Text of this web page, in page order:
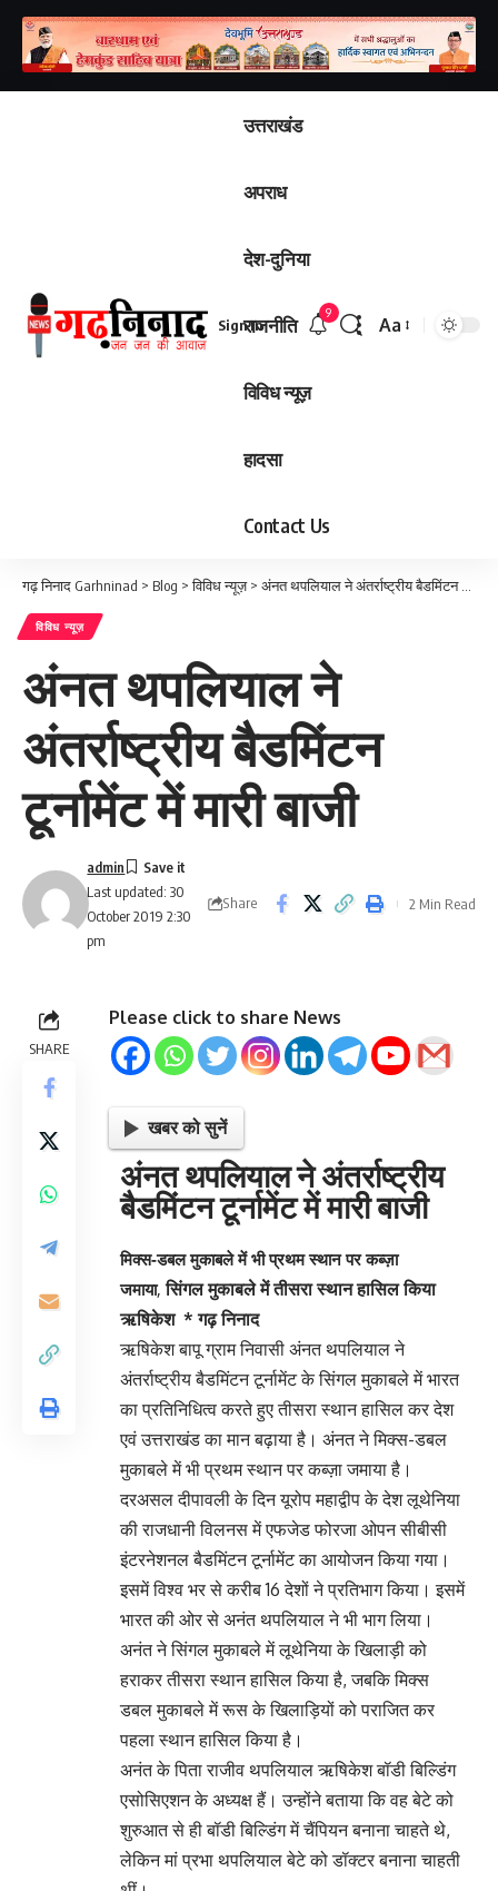
उत्तराखंड
अपराध
देश-दुनिया
राजनीति
विविध न्यूज़
हादसा
Contact Us
Sign In
9
Aa
गढ़ निनाद Garhninad > Blog >विविध न्यूज़> अंनत थपलियाल ने अंतर्राष्ट्रीय बैडमिंटन टूर्नामेंट में मारी बाजी
विविध न्यूज़
अंनत थपलियाल ने
अंतर्राष्ट्रीय बैडमिंटन
टूर्नामेंट में मारी बाजी
Last updated: 30
October 2019 2:30
pm
admin
Share 2 Min Read
SHARE
Please click to share News
खबर को सुनें
अंनत थपलियाल ने अंतर्राष्ट्रीय
बैडमिंटन टूर्नामेंट में मारी बाजी
मिक्स-डबल मुकाबले में भी प्रथम स्थान पर कब्ज़ा
जमाया,सिंगल मुकाबले में तीसरा स्थान हासिल किया
ऋषिकेश * गढ़ निनाद
ऋषिकेशबापूग्राम निवासी अंनत थपलियाल ने
अंतर्राष्ट्रीय बैडमिंटन टूर्नामेंट के सिंगल मुकाबले में भारत
का प्रतिनिधित्व करते हुए तीसरा स्थान हासिल कर देश
एवं उत्तराखंड का मान बढ़ाया है। अंनत ने मिक्स-डबल
मुकाबले में भी प्रथम स्थान पर कब्ज़ा जमाया है।
दरअसल दीपावली के दिन यूरोप महाद्वीप के देश लूथेनिया
की राजधानी विलनस में एफजेड फोरजा ओपन सीबीसी
इंटरनेशनल बैडमिंटन टूर्नामेंट का आयोजन किया गया।
इसमें विश्व भर से करीब 16 देशों ने प्रतिभाग किया। इसमें
भारत की ओर से अनंत थपलियाल ने भी भाग लिया।
अनंत ने सिंगल मुकाबले में लूथेनिया के खिलाड़ी को
हराकर तीसरा स्थान हासिल किया है, जबकि मिक्स
डबल मुकाबले में रूस के खिलाड़ियों को पराजित कर
पहला स्थान हासिल किया है।
अनंत के पिता राजीव थपलियाल ऋषिकेश बॉडी बिल्डिंग
एसोसिएशन के अध्यक्ष हैं। उन्होंने बताया कि वह बेटे को
शुरुआत से ही बॉडी बिल्डिंग में चैंपियन बनाना चाहते थे,
लेकिन मां प्रभा थपलियाल बेटे को डॉक्टर बनाना चाहती